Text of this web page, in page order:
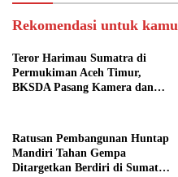
Rekomendasi untuk kamu
Teror Harimau Sumatra di
Permukiman Aceh Timur,
BKSDA Pasang Kamera dan
Ratusan Pembangunan Huntap
Mandiri Tahan Gempa
Ditargetkan Berdiri di Sumatra